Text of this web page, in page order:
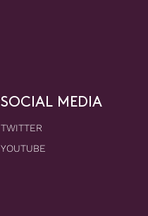
SOCIAL MEDIA
TWITTER
YOUTUBE